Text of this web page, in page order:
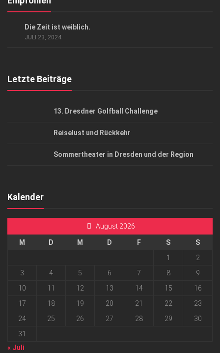
Die Zeit ist weiblich.
JULI 23, 2024
Letzte Beiträge
13. Dresdner Golfball Challenge
Reiselust und Rückkehr
Sommertheater in Dresden und der Region
Kalender
August 2026
M D M D F S
S
1
2
3
4 5 6 7 8
9
10
11 12 13 14 15
16
17
18 19 20 21 22
23
24
25 26 27 28 29
30
31
« Juli